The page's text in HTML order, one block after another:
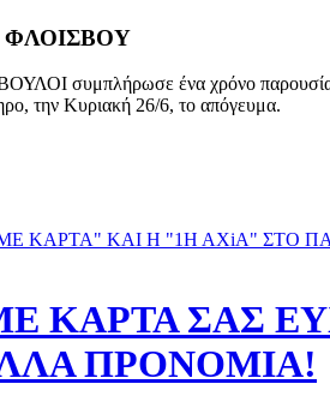
συμπλήρωσε ένα χρόνο παρουσίας
την Κυριακή 26/6, το απόγευμα.
ΚΑΡΤΑ" KAI H "1Η ΑΧiΑ" ΣΤΟ
ΚΑΡΤΑ ΣΑΣ
ΠΡΟΝΟΜΙΑ!